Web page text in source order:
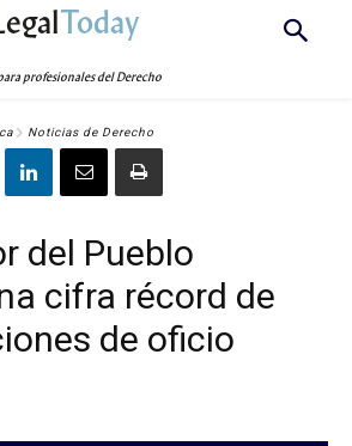
Today
profesionales del Derecho
Noticias de Derecho
del Pueblo
cifra récord de
de oficio